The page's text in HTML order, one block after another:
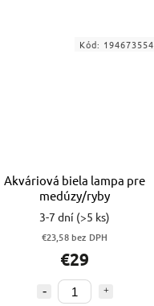
Akváriová biela lampa pre
medúzy/ryby
3-7 dní (>5 ks)
€23,58 bez DPH
€29
Kód: 194673554